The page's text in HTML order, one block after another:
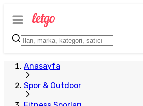
Anasayfa
Spor & Outdoor
Plus Satıcı